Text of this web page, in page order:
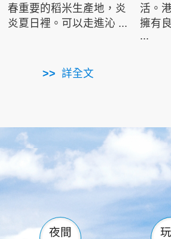
春重要的稻米生產地，炎
炎夏日裡。可以走進沁 ...
詳全文
活。
擁有
...
南仁湖
滿州 佳樂水
森林遊樂區
墾管處遊客中心
社頂公園 風吹沙
船帆石 龍磐公
香蕉灣 龍坑
鵝鑾鼻
夜間